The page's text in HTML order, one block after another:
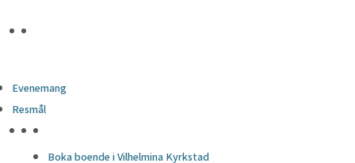
Evenemang
Resmål
Boka boende i Vilhelmina Kyrkstad